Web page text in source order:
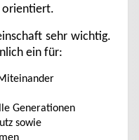
orientiert.
sehr wichtig.
ein für:
Generationen
sowie